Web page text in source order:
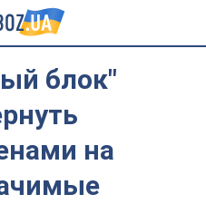
блок"
на